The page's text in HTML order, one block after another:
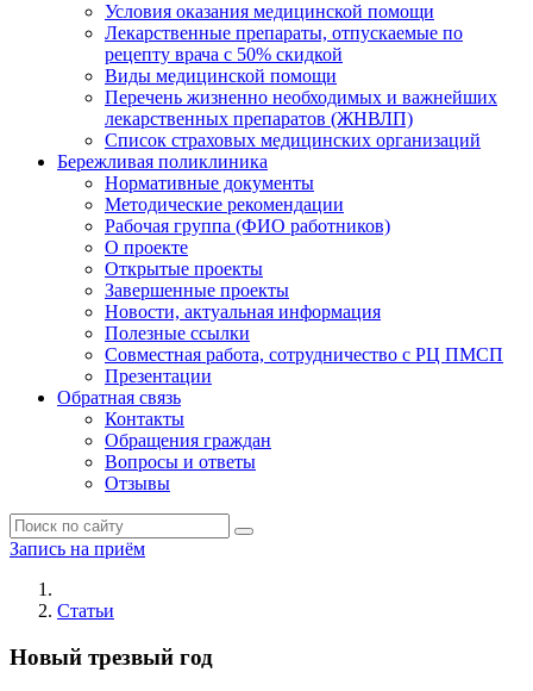
Условия оказания медицинской помощи
Лекарственные препараты, отпускаемые по
рецепту врача с 50% скидкой
Виды медицинской помощи
Перечень жизненно необходимых и важнейших
лекарственных препаратов (ЖНВЛП)
Список страховых медицинских организаций
Бережливая поликлиника
Нормативные документы
Методические рекомендации
Рабочая группа (ФИО работников)
О проекте
Открытые проекты
Завершенные проекты
Новости, актуальная информация
Полезные ссылки
Совместная работа, сотрудничество с РЦ ПМСП
Презентации
Обратная связь
Контакты
Обращения граждан
Вопросы и ответы
Отзывы
Запись на приём
Статьи
Новый трезвый год